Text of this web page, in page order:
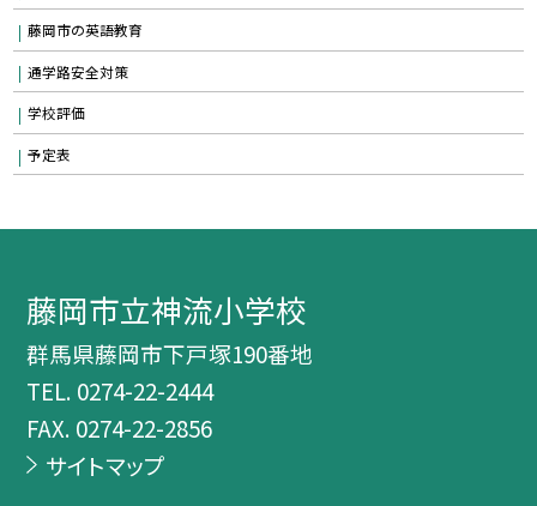
藤岡市の英語教育
通学路安全対策
学校評価
予定表
藤岡市立神流小学校
群馬県藤岡市下戸塚190番地
TEL. 0274-22-2444
FAX. 0274-22-2856
サイトマップ